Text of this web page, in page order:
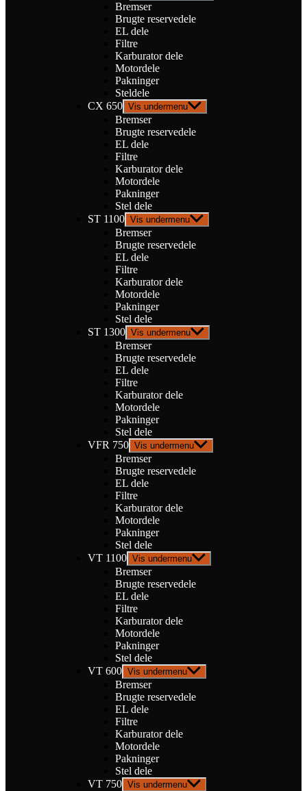
Bremser
Brugte reservedele
EL dele
Filtre
Karburator dele
Motordele
Pakninger
Steldele
CX 650 Vis undermenu
Bremser
Brugte reservedele
EL dele
Filtre
Karburator dele
Motordele
Pakninger
Stel dele
ST 1100 Vis undermenu
Bremser
Brugte reservedele
EL dele
Filtre
Karburator dele
Motordele
Pakninger
Stel dele
ST 1300 Vis undermenu
Bremser
Brugte reservedele
EL dele
Filtre
Karburator dele
Motordele
Pakninger
Stel dele
VFR 750 Vis undermenu
Bremser
Brugte reservedele
EL dele
Filtre
Karburator dele
Motordele
Pakninger
Stel dele
VT 1100 Vis undermenu
Bremser
Brugte reservedele
EL dele
Filtre
Karburator dele
Motordele
Pakninger
Stel dele
VT 600 Vis undermenu
Bremser
Brugte reservedele
EL dele
Filtre
Karburator dele
Motordele
Pakninger
Stel dele
VT 750 Vis undermenu